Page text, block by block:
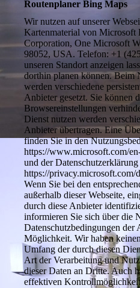
Routenplaner Bing Maps
Wir nutzen auf unserer
Kartenmaterial von
Corporation, One Microsoft
98052, USA. Telefon: +1
unseren Standort anzeigen
dorthin planen können. Beim
werden verschiedene
Anbieter gesetzt. Sie können
Browsereinstellungen
Dienst nutzen werden
Anbieter übertragen. Eine
finden Sie in den
https://www.microsoft.com/
und der Datenschutzerklärung
https://privacy.microsoft.com/
Wenn Sie bei den
außerhalb dieser Webseite,
durch diese Anbieter
informieren Sie sich über die
Datenschutzbedingungen der
Möglichkeit. Wir haben
Umfang der durch diesen
Art der Verarbeitung und
dieser Daten an Dritte. Auch
effektiven